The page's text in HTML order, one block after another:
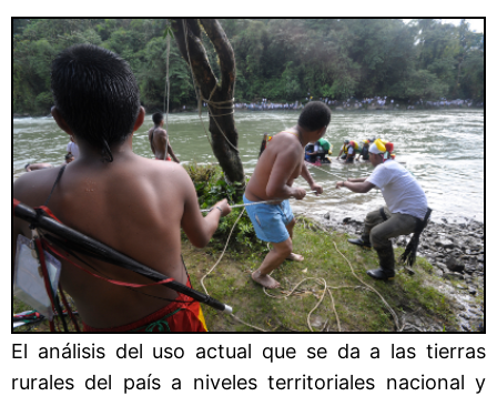
El análisis del uso actual que se da a las tierras
rurales del país a niveles territoriales nacional y